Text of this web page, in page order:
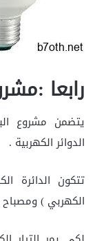
رابعا
يتضمن مشروع
الدوائر الكهربية .
تتكون الدائرة
الكهربي )